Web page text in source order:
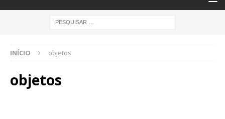
INÍCIO objetos
objetos